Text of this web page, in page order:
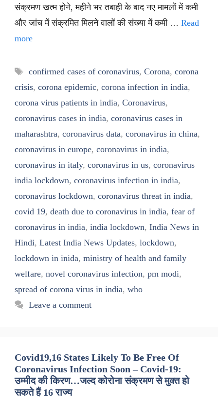
संक्रमण खत्म होने, महीने भर तबाही के बाद नए मामलों में कमी
और जांच में संक्रमित मिलने वालों की संख्या में कमी … Read
more
Tags
confirmed cases of coronavirus, Corona, corona
crisis, corona epidemic, corona infection in india,
corona virus patients in india, Coronavirus,
coronavirus cases in india, coronavirus cases in
maharashtra, coronavirus data, coronavirus in china,
coronavirus in europe, coronavirus in india,
coronavirus in italy, coronavirus in us, coronavirus
india lockdown, coronavirus infection in india,
coronavirus lockdown, coronavirus threat in india,
covid 19, death due to coronavirus in india, fear of
coronavirus in india, india lockdown, India News in
Hindi, Latest India News Updates, lockdown,
lockdown in inida, ministry of health and family
welfare, novel coronavirus infection, pm modi,
spread of corona virus in india, who
Leave a comment
Covid19,16 States Likely To Be Free Of
Coronavirus Infection Soon – Covid-19:
उम्मीद की किरण…जल्द कोरोना संक्रमण से मुक्त हो
सकते हैं 16 राज्य